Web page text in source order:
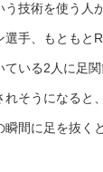
う技術を使う人
手、もともと
いる2人に足
そうになると
瞬間に足を抜く